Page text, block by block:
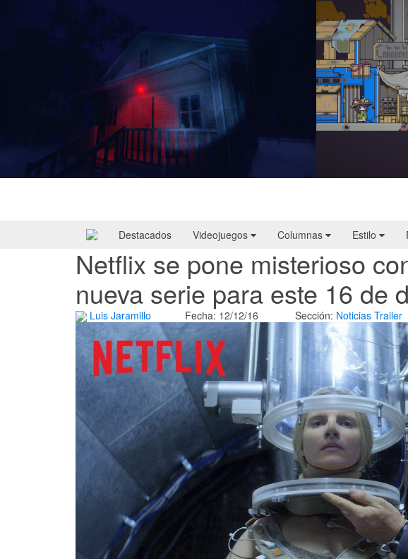
Destacados Videojuegos Columnas Estilo
Netflix se pone misterioso
nueva serie para este 16 de
Luis Jaramillo Fecha: 12/12/16 Sección: Noticias Trailer